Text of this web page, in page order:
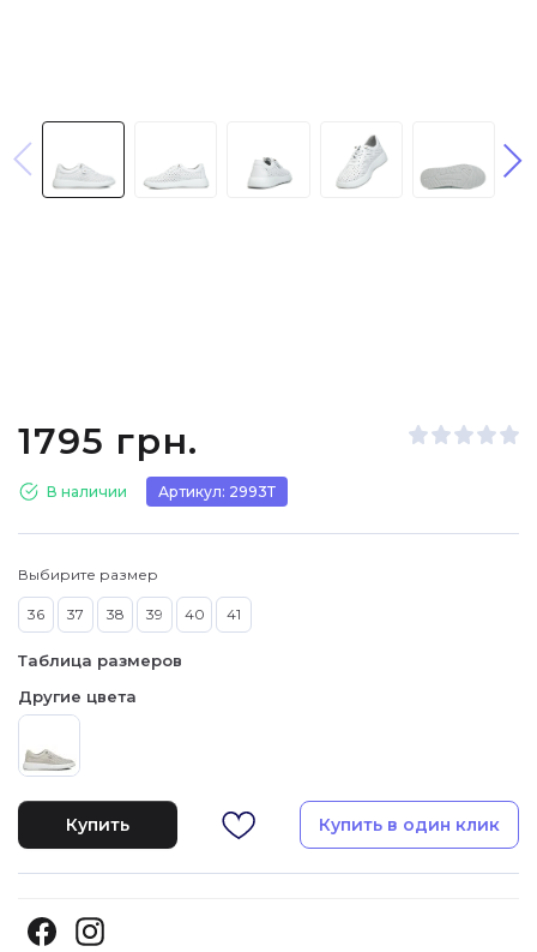
1795 грн.
В наличии Артикул: 2993Т
Выбирите размер
36 37 38 39 40 41
Таблица размеров
Другие цвета
Купить Купить в один клик